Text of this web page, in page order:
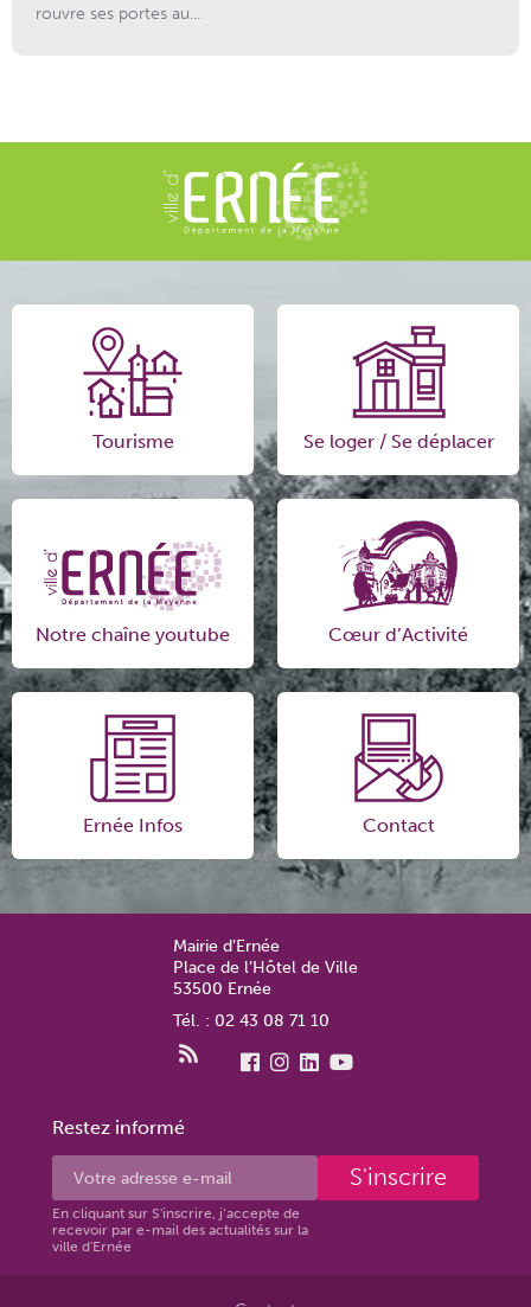
rouvre ses portes au...
Tourisme Se loger / Se déplacer
Notre chaîne youtube Cœur d’Activité
Ernée Infos Contact
Mairie d’Ernée
Place de l’Hôtel de Ville
53500 Ernée
Tél. : 02 43 08 71 10
Restez informé
En cliquant sur S'inscrire, j’accepte de
recevoir par e-mail des actualités sur la
ville d'Ernée
S'inscrire